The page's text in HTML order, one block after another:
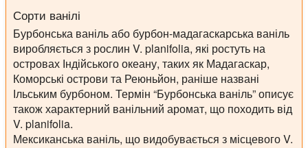
Сорти ванілі
Бурбонська ваніль або бурбон-мадагаскарська ваніль
виробляється з рослин V. planifolia, які ростуть на
островах Індійського океану, таких як Мадагаскар,
Коморські острови та Реюньйон, раніше названі
Ільським бурбоном. Термін “Бурбонська ваніль” описує
також характерний ванільний аромат, що походить від
V. planifolia.
Мексиканська ваніль, що видобувається з місцевого V.